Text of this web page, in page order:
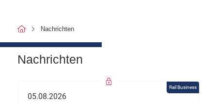
Nachrichten
Nachrichten
Rail Business
05.08.2026